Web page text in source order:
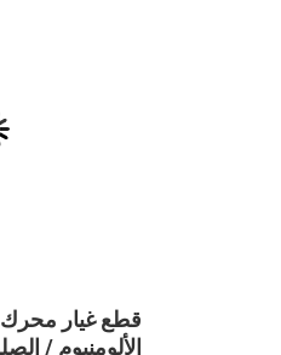
قطع غيار محرك
الألومنيوم /